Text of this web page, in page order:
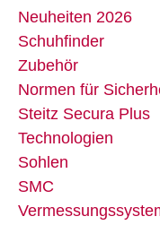
Neuheiten 2026
Schuhfinder
Zubehör
Normen für
Steitz Secura Plus
Technologien
Sohlen
SMC